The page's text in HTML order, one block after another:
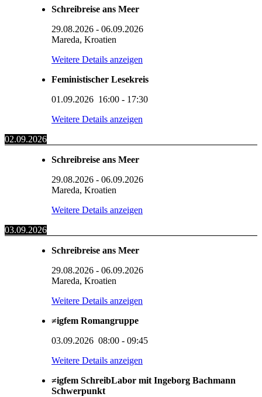
Schreibreise ans Meer
29.08.2026 - 06.09.2026
Mareda, Kroatien
Weitere Details anzeigen
Feministischer Lesekreis
01.09.2026 16:00 - 17:30
Weitere Details anzeigen
02.09.2026
Schreibreise ans Meer
29.08.2026 - 06.09.2026
Mareda, Kroatien
Weitere Details anzeigen
03.09.2026
Schreibreise ans Meer
29.08.2026 - 06.09.2026
Mareda, Kroatien
Weitere Details anzeigen
≠igfem Romangruppe
03.09.2026 08:00 - 09:45
Weitere Details anzeigen
≠igfem SchreibLabor mit Ingeborg Bachmann
Schwerpunkt